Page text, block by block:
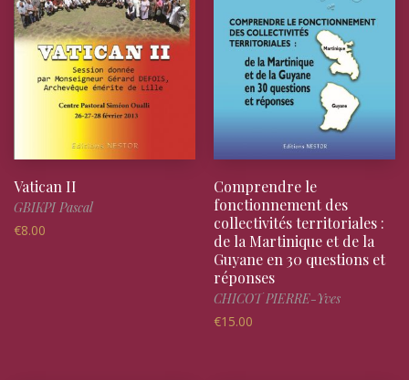
Vatican II
GBIKPI Pascal
€8.00
Comprendre le
fonctionnement des
collectivités territoriales :
de la Martinique et de la
Guyane en 30 questions et
réponses
CHICOT PIERRE-Yves
€15.00